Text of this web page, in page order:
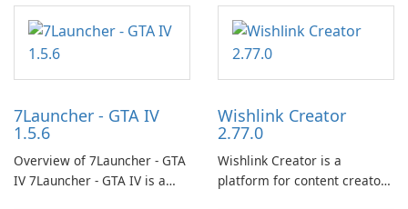
7Launcher - GTA IV
1.5.6
Overview of 7Launcher - GTA
IV 7Launcher - GTA IV is a
Wishlink Creator
2.77.0
Wishlink Creator is a
platform for content creators